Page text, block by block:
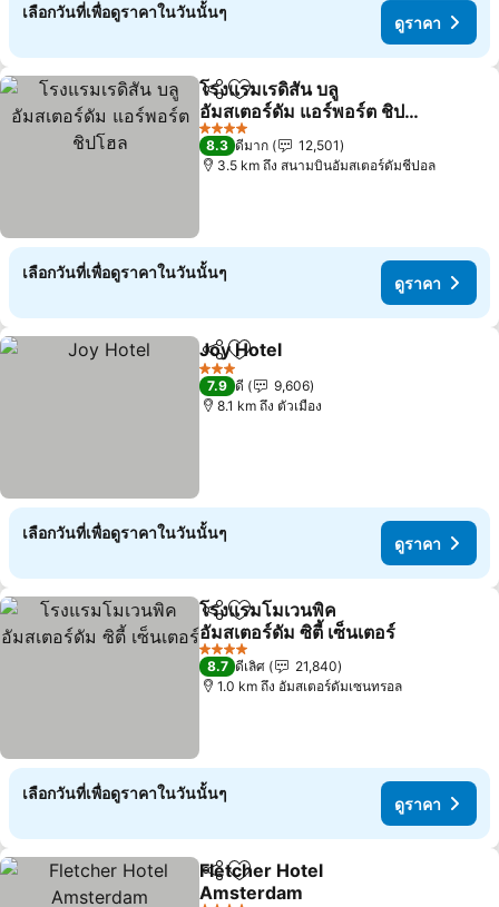
เลือกวันที่เพื่อดูราคาในวันนั้นๆ
ดูราคา
แชร์ เพิ่มในรายการโปรด
โรงแรมเรดิสัน บลู
อัมสเตอร์ดัม แอร์พอร์ต ชิป
โฮล
4 ดาว
8.3 ดีมาก
12,501
3.5 km ถึง สนามบินอัมสเตอร์ดัมชีปอล
เลือกวันที่เพื่อดูราคาในวันนั้นๆ
ดูราคา
แชร์ เพิ่มในรายการโปรด
Joy Hotel
3 ดาว
7.9 ดี
9,606
8.1 km ถึง ตัวเมือง
เลือกวันที่เพื่อดูราคาในวันนั้นๆ
ดูราคา
แชร์ เพิ่มในรายการโปรด
โรงแรมโมเวนพิค
อัมสเตอร์ดัม ซิตี้ เซ็นเตอร์
4 ดาว
8.7 ดีเลิศ
21,840
1.0 km ถึง อัมสเตอร์ดัมเซนทรอล
เลือกวันที่เพื่อดูราคาในวันนั้นๆ
ดูราคา
แชร์ เพิ่มในรายการโปรด
Fletcher Hotel
Amsterdam